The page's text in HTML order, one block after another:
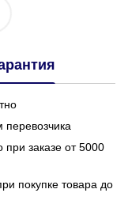
заказе от 5000
товара до